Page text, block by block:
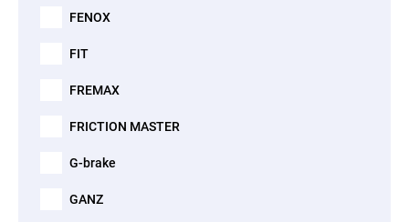
FENOX
FIT
FREMAX
FRICTION MASTER
G-brake
GANZ